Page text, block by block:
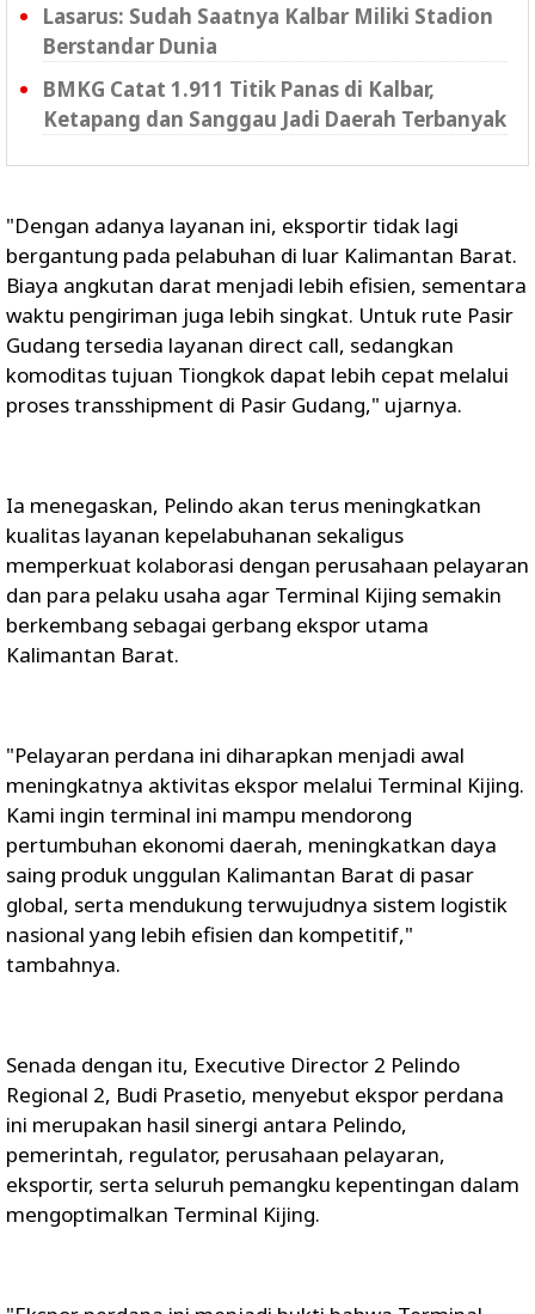
Lasarus: Sudah Saatnya Kalbar Miliki Stadion
Berstandar Dunia
BMKG Catat 1.911 Titik Panas di Kalbar,
Ketapang dan Sanggau Jadi Daerah Terbanyak
"Dengan adanya layanan ini, eksportir tidak lagi
bergantung pada pelabuhan di luar Kalimantan Barat.
Biaya angkutan darat menjadi lebih efisien, sementara
waktu pengiriman juga lebih singkat. Untuk rute Pasir
Gudang tersedia layanan direct call, sedangkan
komoditas tujuan Tiongkok dapat lebih cepat melalui
proses transshipment di Pasir Gudang," ujarnya.
Ia menegaskan, Pelindo akan terus meningkatkan
kualitas layanan kepelabuhanan sekaligus
memperkuat kolaborasi dengan perusahaan pelayaran
dan para pelaku usaha agar Terminal Kijing semakin
berkembang sebagai gerbang ekspor utama
Kalimantan Barat.
"Pelayaran perdana ini diharapkan menjadi awal
meningkatnya aktivitas ekspor melalui Terminal Kijing.
Kami ingin terminal ini mampu mendorong
pertumbuhan ekonomi daerah, meningkatkan daya
saing produk unggulan Kalimantan Barat di pasar
global, serta mendukung terwujudnya sistem logistik
nasional yang lebih efisien dan kompetitif,"
tambahnya.
Senada dengan itu, Executive Director 2 Pelindo
Regional 2, Budi Prasetio, menyebut ekspor perdana
ini merupakan hasil sinergi antara Pelindo,
pemerintah, regulator, perusahaan pelayaran,
eksportir, serta seluruh pemangku kepentingan dalam
mengoptimalkan Terminal Kijing.